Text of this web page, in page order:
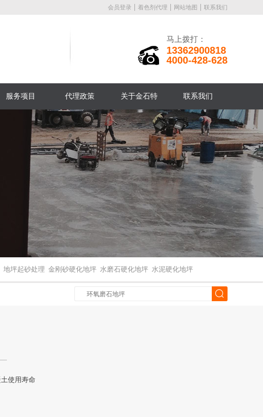
会员登录 着色剂代理 网站地图 联系我们
马上拨打：
13362900818
4000-428-628
服务项目 代理政策 关于金石特 联系我们
地坪起砂处理 金刚砂硬化地坪 水磨石硬化地坪 水泥硬化地坪